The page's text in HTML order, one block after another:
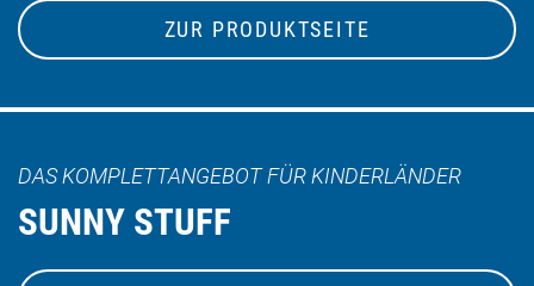
ZUR PRODUKTSEITE
DAS KOMPLETTANGEBOT FÜR KINDERLÄNDER
SUNNY STUFF